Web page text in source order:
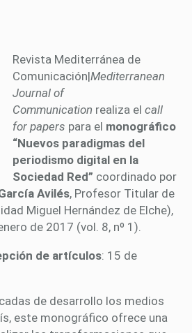
Revista Mediterránea de
Comunicación|Mediterranean
Journal of
Communication realiza el call
for papers para el monográfico
“Nuevos paradigmas del
periodismo digital en la
Sociedad Red” coordinado por
Avilés, Profesor Titular de
Miguel Hernández de Elche),
de 2017 (vol. 8, nº 1).
de artículos: 15 de
de desarrollo los medios
este monográfico ofrece una